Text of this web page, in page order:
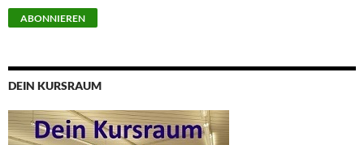
ABONNIEREN
DEIN KURSRAUM